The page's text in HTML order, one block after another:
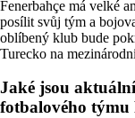
Fenerbahçe má velké
posílit svůj tým a
oblíbený klub bude
Turecko na
Jaké jsou
fotbalového týmu